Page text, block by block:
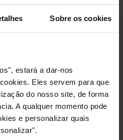
Sobre os cookies
estará a dar-nos
Eles servem para que
do nosso site, de forma
A qualquer momento pode
e personalizar quais